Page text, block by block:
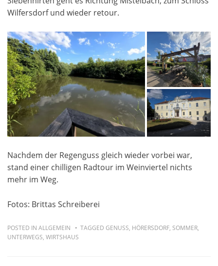
Wilfersdorf und wieder retour.
Nachdem der Regenguss gleich wieder vorbei war,
stand einer chilligen Radtour im Weinviertel nichts
mehr im Weg.
Fotos: Brittas Schreiberei
POSTED IN ALLGEMEIN TAGGED GENUSS, HÖRERSDORF, SOMMER,
UNTERWEGS, WIRTSHAUS